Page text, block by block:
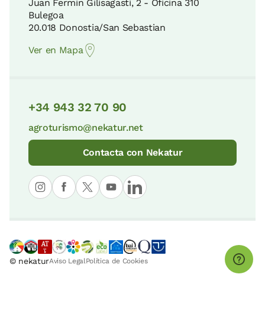
Juan Fermin Gilisagasti, 2 - Oficina 310
Bulegoa
20.018 Donostia/San Sebastian
Ver en Mapa
+34 943 32 70 90
agroturismo@nekatur.net
Contacta con Nekatur
© nekaturAviso Legal Política de Cookies